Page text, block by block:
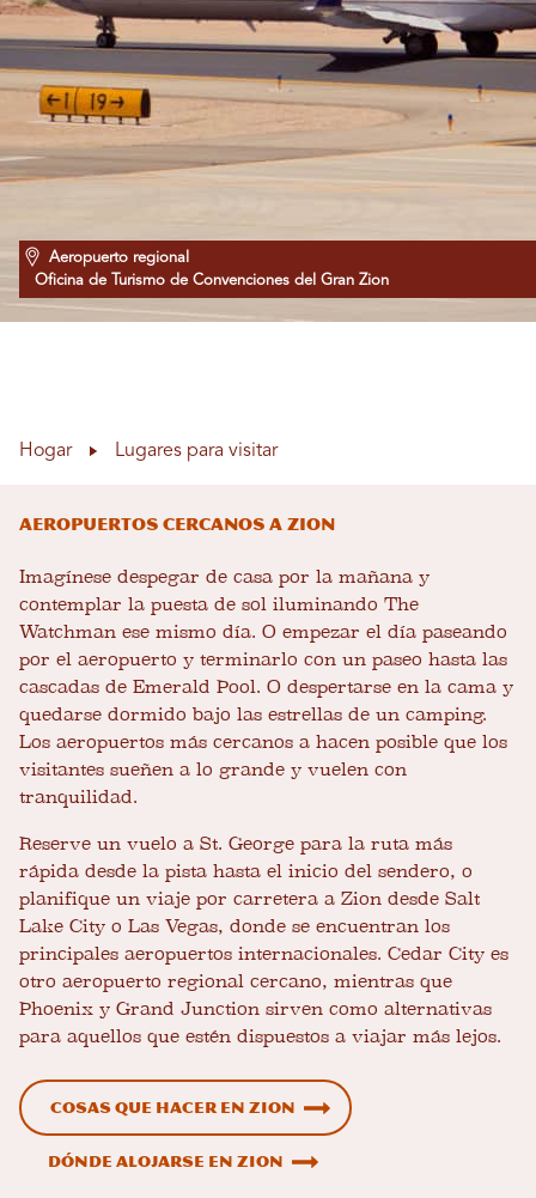
Aeropuerto regional
Oficina de Turismo de Convenciones del Gran Zion
Hogar Lugares para visitar
Aeropuertos cercanos a Zion
Imagínese despegar de casa por la mañana y
contemplar la puesta de sol iluminando The
Watchman ese mismo día. O empezar el día paseando
por el aeropuerto y terminarlo con un paseo hasta las
cascadas de Emerald Pool. O despertarse en la cama y
quedarse dormido bajo las estrellas de un camping.
Los aeropuertos más cercanos a hacen posible que los
visitantes sueñen a lo grande y vuelen con
tranquilidad.
Reserve un vuelo a St. George para la ruta más
rápida desde la pista hasta el inicio del sendero, o
planifique un viaje por carretera a Zion desde Salt
Lake City o Las Vegas, donde se encuentran los
principales aeropuertos internacionales. Cedar City es
otro aeropuerto regional cercano, mientras que
Phoenix y Grand Junction sirven como alternativas
para aquellos que estén dispuestos a viajar más lejos.
Cosas que hacer en Zion
Dónde alojarse en Zion